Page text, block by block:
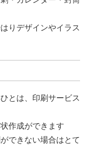
りデザインやイラス
とは、印刷サービス
作成ができます
できない場合はとて